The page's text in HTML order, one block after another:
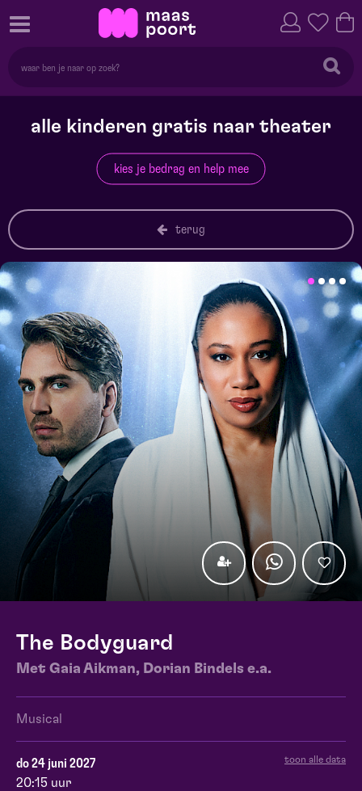
alle kinderen gratis naar theater
kies je bedrag en help mee
terug
The Bodyguard
Met Gaia Aikman, Dorian Bindels e.a.
Musical
do 24 juni 2027 toon alle data
20:15 uur